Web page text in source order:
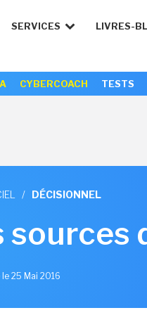
SERVICES LIVRES-
CYBERCOACH TESTS
/ DÉCISIONNEL
25 Mai 2016